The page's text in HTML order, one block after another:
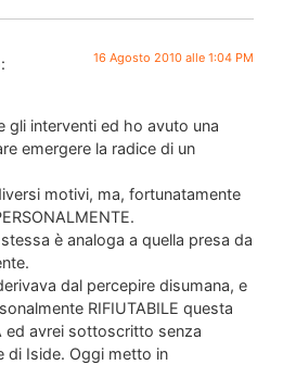
16 Agosto 2010 alle 1:04 PM
gli interventi ed ho avuto una
emergere la radice di un
motivi, ma, fortunatamente
è analoga a quella presa da
dal percepire disumana, e
RIFIUTABILE questa
ed avrei sottoscritto senza
di Iside. Oggi metto in